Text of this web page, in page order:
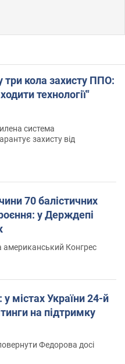
три кола захисту ППО:
технології"
система
захисту від
70 балістичних
у Держдепі
Конгрес
містах України 24-й
на підтримку
Федорова досі